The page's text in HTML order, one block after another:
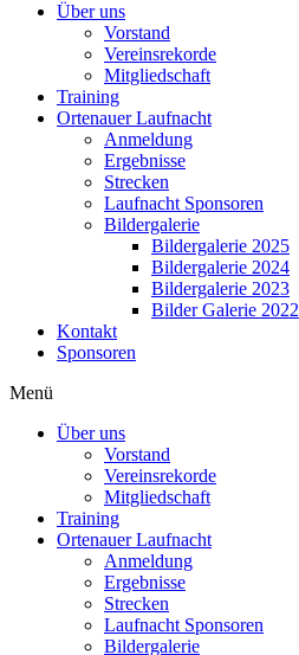
Über uns
Vorstand
Vereinsrekorde
Mitgliedschaft
Training
Ortenauer Laufnacht
Anmeldung
Ergebnisse
Strecken
Laufnacht Sponsoren
Bildergalerie
Bildergalerie 2025
Bildergalerie 2024
Bildergalerie 2023
Bilder Galerie 2022
Kontakt
Sponsoren
Menü
Über uns
Vorstand
Vereinsrekorde
Mitgliedschaft
Training
Ortenauer Laufnacht
Anmeldung
Ergebnisse
Strecken
Laufnacht Sponsoren
Bildergalerie